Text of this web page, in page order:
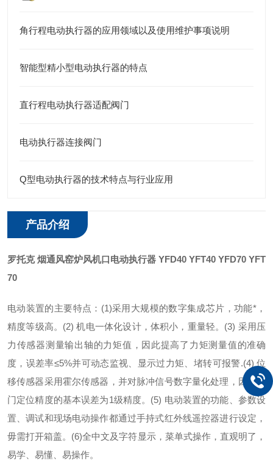
角行程电动执行器的应用领域以及使用维护事项说明
智能型精小型电动执行器的特点
直行程电动执行器适配阀门
电动执行器连接阀门
Q型电动执行器的技术特点与行业应用
产品介绍
罗托克 烟通风窑炉风机口电动执行器 YFD40 YFT40 YFD70 YFT
70
电动装置的主要特点： (1)采用大规模的数字集成芯片，功能*，
精度等级高。 (2)机电一体化设计，体积小，重量轻。 (3) 采用压
力传感器测量输出轴的力矩值，因此提高了力矩测量值的准确
度，误差率≤5%并可动态监视、显示过力矩、堵转可报警.(4)位
移传感器采用霍尔传感器，并对脉冲信号数字量化处理，因此阀
门定位精度的基本误差为1级精度。 (5) 电动装置的功能、参数设
置、调试和现场电动操作都通过手持式红外线遥控器进行设定，
毋需打开箱盖。 (6)全中文及字符显示，菜单式操作，直观明了，
易学、易懂、易操作。